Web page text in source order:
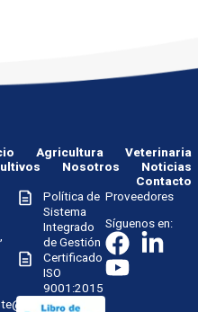
Agricultura
Veterinaria
Nosotros
Noticias
Contacto
Política de
Sistema
Integrado
de Gestión
Certificado
ISO
9001:2015
Proveedores
Síguenos en: